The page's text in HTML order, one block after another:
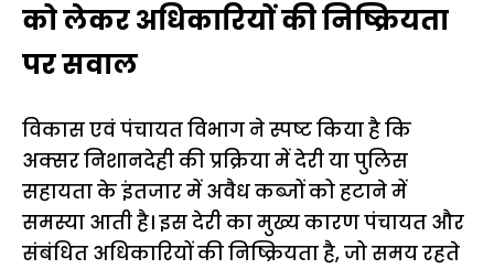
को लेकर अधिकारियों की निष्क्रियता
पर सवाल
विकास एवं पंचायत विभाग ने स्पष्ट किया है कि
अक्सर निशानदेही की प्रक्रिया में देरी या पुलिस
सहायता के इंतजार में अवैध कब्जों को हटाने में
समस्या आती है। इस देरी का मुख्य कारण पंचायत और
संबंधित अधिकारियों की निष्क्रियता है, जो समय रहते